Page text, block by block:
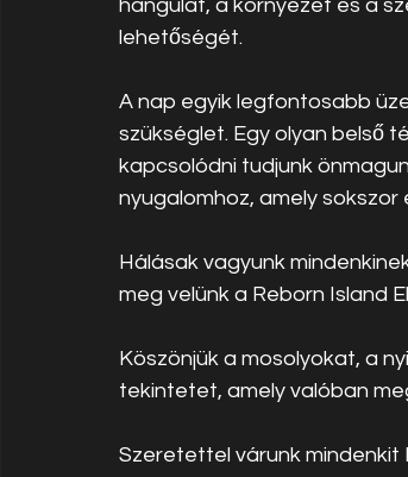
hangulat, a környezet és a
lehetőségét.
A nap egyik legfontosabb
szükséglet. Egy olyan belső
kapcsolódni tudjunk
nyugalomhoz, amely
Hálásak vagyunk
meg velünk a Reborn Island
Köszönjük a mosolyokat, a
tekintetet, amely valóban
Szeretettel várunk mindenkit